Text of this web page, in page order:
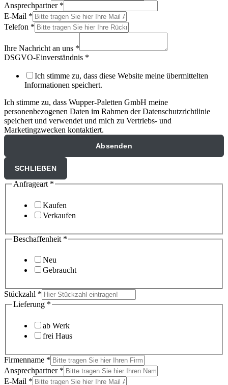
Ansprechpartner *
E-Mail *
Telefon *
Ihre Nachricht an uns *
DSGVO-Einverständnis *
Ich stimme zu, dass diese Website meine übermittelten
Informationen speichert.
Ich stimme zu, dass Wupper-Paletten GmbH meine
personenbezogenen Daten im Rahmen der Datenschutzrichtlinie
speichert und verwendet und mich zu Vertriebs- und
Marketingzwecken kontaktiert.
Absenden
SCHLIEẞEN
Anfrageart *
Kaufen
Verkaufen
Beschaffenheit *
Neu
Gebraucht
Stückzahl *
Lieferung *
ab Werk
frei Haus
Firmenname *
Ansprechpartner *
E-Mail *